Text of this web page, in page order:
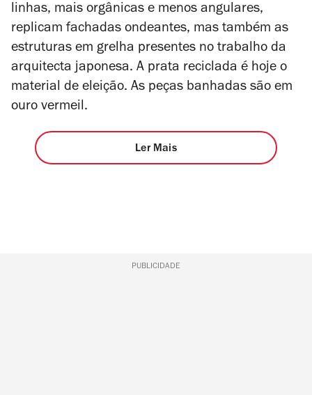
linhas, mais orgânicas e menos angulares,
replicam fachadas ondeantes, mas também as
estruturas em grelha presentes no trabalho da
arquitecta japonesa. A prata reciclada é hoje o
material de eleição. As peças banhadas são em
ouro vermeil.
Ler Mais
PUBLICIDADE